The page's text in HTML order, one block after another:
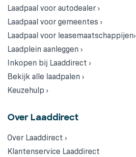
Laadpaal voor autodealer ›
Laadpaal voor gemeentes ›
Laadpaal voor leasemaatschappijen›
Laadplein aanleggen ›
Inkopen bij Laaddirect ›
Bekijk alle laadpalen ›
Keuzehulp ›
Over Laaddirect
Over Laaddirect ›
Klantenservice Laaddirect